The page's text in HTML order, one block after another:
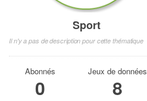
Sport
Il n'y a pas de description pour cette thématique
Abonnés
0
Jeux de données
8